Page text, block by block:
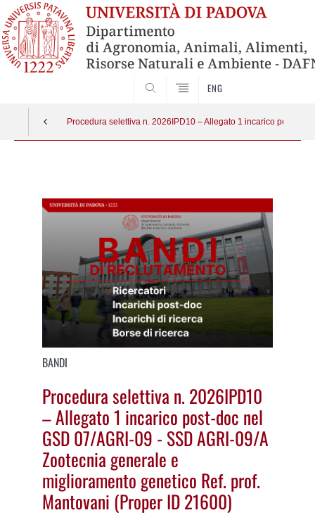
ENG
Procedura selettiva n. 2026IPD10 – Allegato 1 incarico post-
BANDI
Procedura selettiva n. 2026IPD10
– Allegato 1 incarico post-doc nel
GSD 07/AGRI-09 - SSD AGRI-09/A
Zootecnia generale e
miglioramento genetico Ref. prof.
Mantovani (Proper ID 21600)